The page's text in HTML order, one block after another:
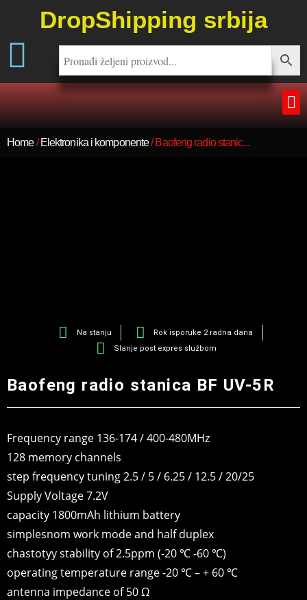
DropShipping srbija
Home/Elektronika i komponente/ Baofeng radio stanic...
Na stanju
Rok isporuke 2 radna dana
Slanje post expres službom
Baofeng radio stanica BF UV-5R
Frequency range 136-174 / 400-480MHz
128 memory channels
step frequency tuning 2.5 / 5 / 6.25 / 12.5 / 20/25
Supply Voltage 7.2V
capacity 1800mAh lithium battery
simplesnom work mode and half duplex
chastotyy stability of 2.5ppm (-20 ℃ -60 ℃)
operating temperature range -20 ℃ – + 60 ℃
antenna impedance of 50 Ω